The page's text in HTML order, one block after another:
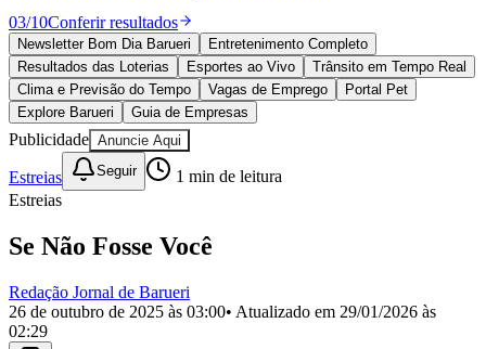
Cultura
Meio Ambiente
Obras
Educação
Bairros de Barueri
Selecione sua regiãoPara notícias da sua região
JubranBelvalBethaville Boa
VistaCalifórniaCarapicuíbaCentro
MilitarItapeviJandiraJardim Audir
CalifórniaJardim dos AltosJardim dos Camargos Jardim
Esperança
03/10Conferir resultados
Newsletter Bom Dia Barueri
Entretenimento Completo
Resultados das Loterias
Esportes ao Vivo
Trânsito em Tempo Real
Clima e Previsão do Tempo
Vagas de Emprego
Portal Pet
Explore Barueri
Guia de Empresas
Publicidade Anuncie Aqui
Estreias Seguir 1 min de leitura
Estreias
Se Não Fosse Você
Redação Jornal de Barueri
26 de outubro de 2025 às 03:00• Atualizado em 29/01/2026 às
02:29